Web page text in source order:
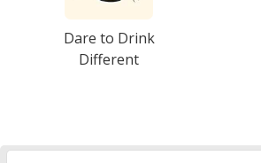
Dare to Drink
Different